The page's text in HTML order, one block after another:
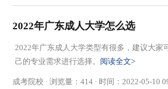
2022年广东成人大学怎么选
2022年广东成人大学类型有很多，建议大家
己的专业需求进行选择。 阅读全文>
成考院校 · 浏览量：414 · 时间：2022-05-10